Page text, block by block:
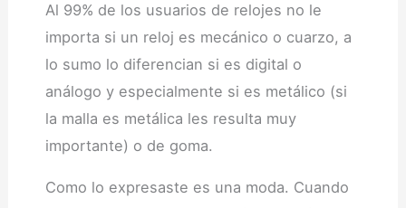
Al 99% de los usuarios de relojes no le
importa si un reloj es mecánico o cuarzo, a
lo sumo lo diferencian si es digital o
análogo y especialmente si es metálico (si
la malla es metálica les resulta muy
importante) o de goma.
Como lo expresaste es una moda. Cuando